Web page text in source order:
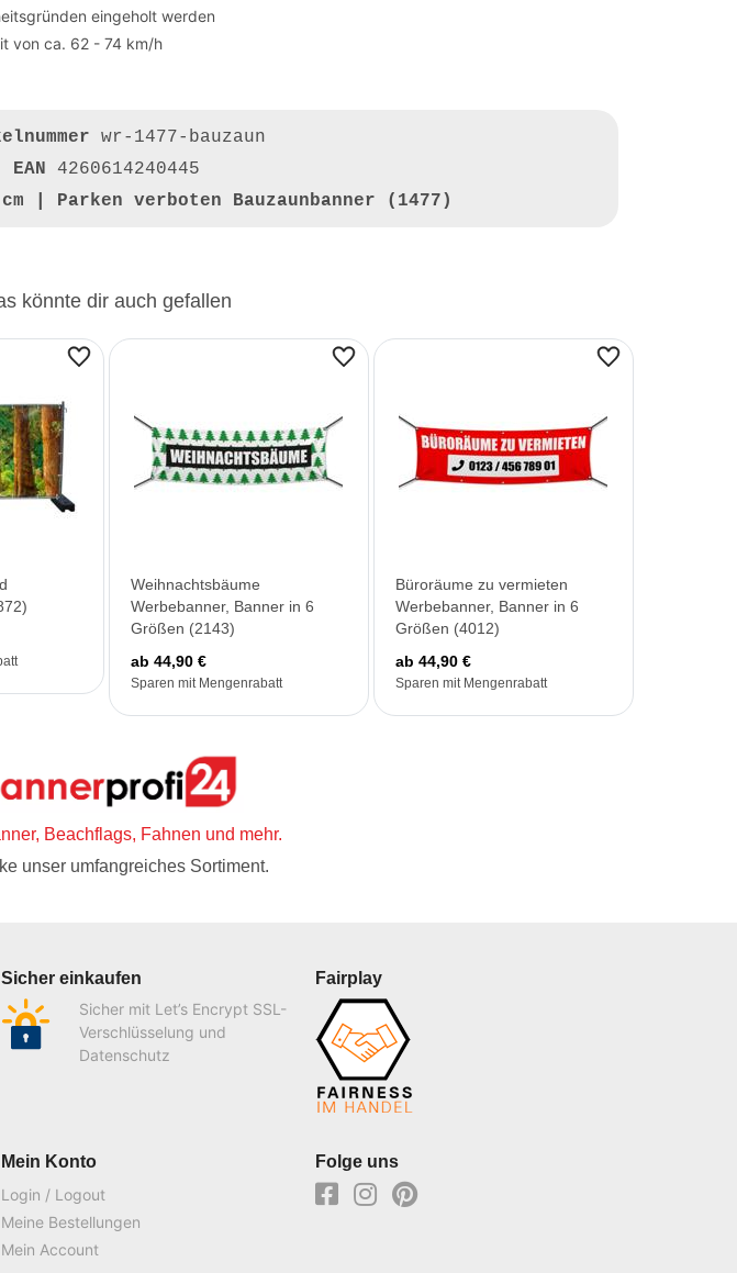
eingeholt werden
von ca. 62 - 74 km/h
wr-1477-bauzaun
EAN 4260614240445
| Parken verboten Bauzaunbanner (1477)
könnte dir auch gefallen
Weihnachtsbäume
Werbebanner, Banner in 6
Größen (2143)
ab 44,90 €
Sparen mit Mengenrabatt
Büroräume zu vermieten
Werbebanner, Banner in 6
Größen (4012)
ab 44,90 €
Sparen mit Mengenrabatt
Beachflags, Fahnen und mehr.
unser umfangreiches Sortiment.
Sicher einkaufen
Sicher mit Let’s Encrypt SSL-
Verschlüsselung und
Datenschutz
Fairplay
Mein Konto
Login / Logout
Meine Bestellungen
Mein Account
Folge uns